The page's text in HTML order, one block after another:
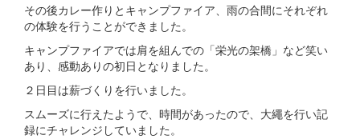
その後カレー作りとキャンプファイア、雨の合間にそれぞれ
の体験を行うことができました。
キャンプファイアでは肩を組んでの「栄光の架橋」など笑い
あり、感動ありの初日となりました。
２日目は薪づくりを行いました。
スムーズに行えたようで、時間があったので、大繩を行い記
録にチャレンジしていました。